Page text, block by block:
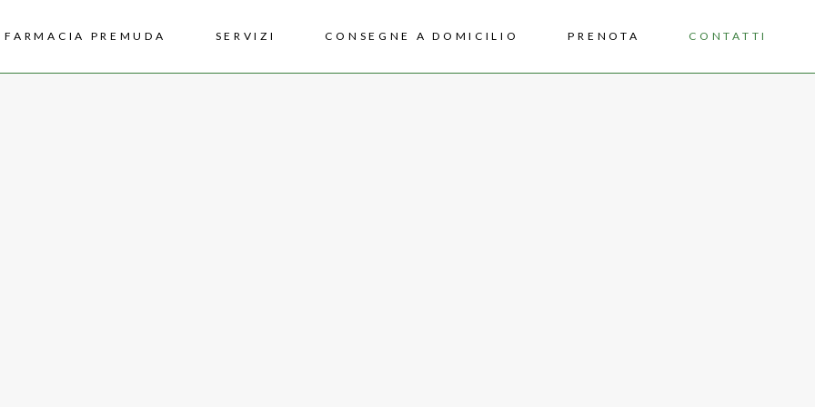
FARMACIA PREMUDA SERVIZI CONSEGNE A DOMICILIO PRENOTA CONTATTI